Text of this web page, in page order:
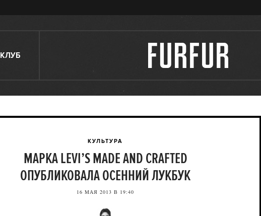
КЛУБ
КУЛЬТУРА
МАРКА LEVI’S MADE AND CRAFTED
ОПУБЛИКОВАЛА ОСЕННИЙ ЛУКБУК
16 МАЯ 2013 В 19:40